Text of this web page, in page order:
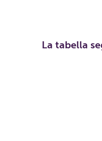
La tabella